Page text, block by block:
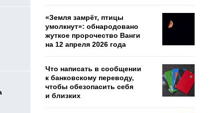
«Земля замрёт, птицы
умолкнут»: обнародовано
жуткое пророчество Ванги
на 12 апреля 2026 года
Что написать в сообщении
к банковскому переводу,
чтобы обезопасить себя
и близких